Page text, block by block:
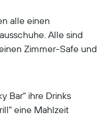
alle einen
Alle sind
Zimmer-Safe und
Bar" ihre Drinks
eine Mahlzeit